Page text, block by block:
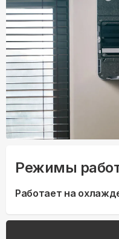
Режимы
Работает на